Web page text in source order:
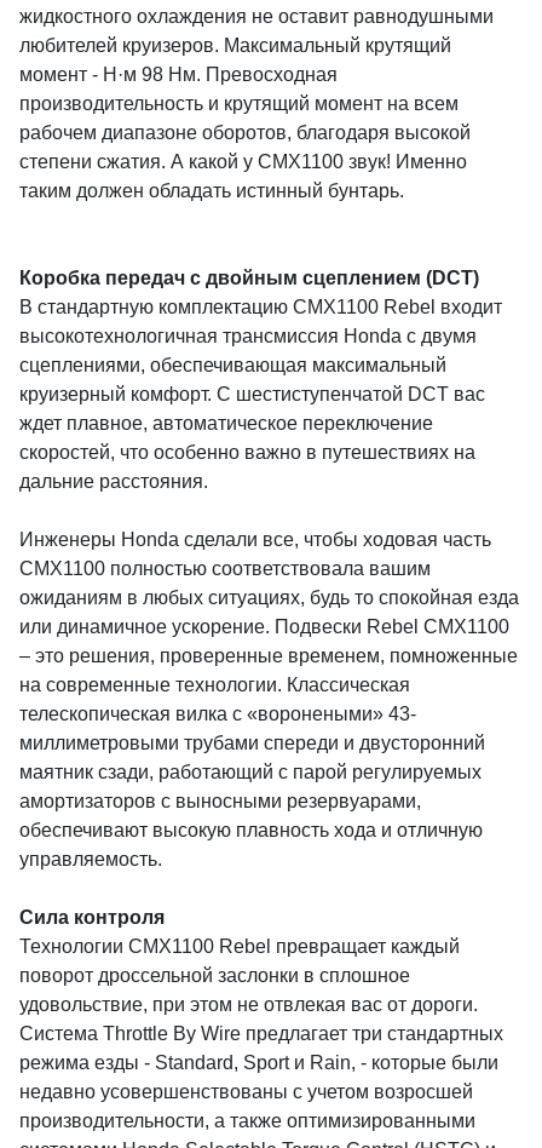
жидкостного охлаждения не оставит равнодушными
любителей круизеров. Максимальный крутящий
момент - Н·м 98 Нм. Превосходная
производительность и крутящий момент на всем
рабочем диапазоне оборотов, благодаря высокой
степени сжатия. А какой у CMX1100 звук! Именно
таким должен обладать истинный бунтарь.
Коробка передач с двойным сцеплением (DCT)
В стандартную комплектацию CMX1100 Rebel входит
высокотехнологичная трансмиссия Honda с двумя
сцеплениями, обеспечивающая максимальный
круизерный комфорт. С шестиступенчатой DCT вас
ждет плавное, автоматическое переключение
скоростей, что особенно важно в путешествиях на
дальние расстояния.
Инженеры Honda сделали все, чтобы ходовая часть
CMX1100 полностью соответствовала вашим
ожиданиям в любых ситуациях, будь то спокойная езда
или динамичное ускорение. Подвески Rebel CMX1100
– это решения, проверенные временем, помноженные
на современные технологии. Классическая
телескопическая вилка с «воронеными» 43-
миллиметровыми трубами спереди и двусторонний
маятник сзади, работающий с парой регулируемых
амортизаторов с выносными резервуарами,
обеспечивают высокую плавность хода и отличную
управляемость.
Сила контроля
Технологии CMX1100 Rebel превращает каждый
поворот дроссельной заслонки в сплошное
удовольствие, при этом не отвлекая вас от дороги.
Система Throttle By Wire предлагает три стандартных
режима езды - Standard, Sport и Rain, - которые были
недавно усовершенствованы с учетом возросшей
производительности, а также оптимизированными